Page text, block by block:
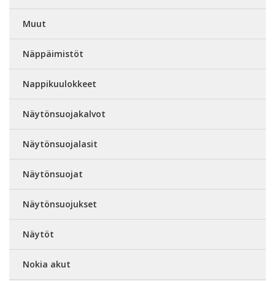
Muut
Näppäimistöt
Nappikuulokkeet
Näytönsuojakalvot
Näytönsuojalasit
Näytönsuojat
Näytönsuojukset
Näytöt
Nokia akut